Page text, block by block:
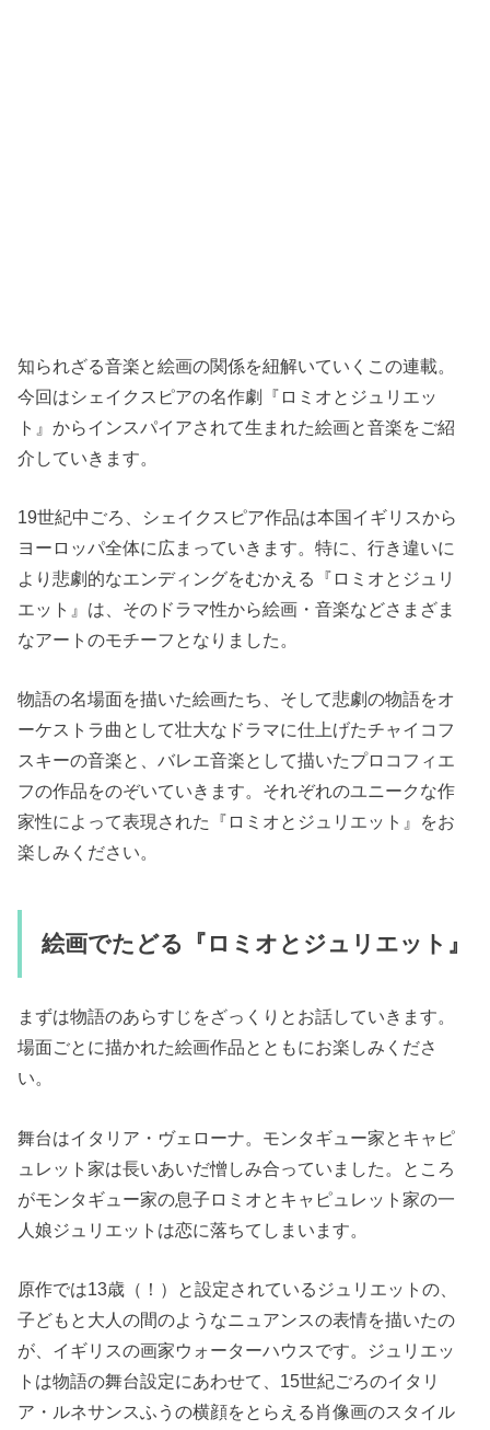
知られざる音楽と絵画の関係を紐解いていくこの連載。
今回はシェイクスピアの名作劇『ロミオとジュリエッ
ト』からインスパイアされて生まれた絵画と音楽をご紹
介していきます。
19世紀中ごろ、シェイクスピア作品は本国イギリスから
ヨーロッパ全体に広まっていきます。特に、行き違いに
より悲劇的なエンディングをむかえる『ロミオとジュリ
エット』は、そのドラマ性から絵画・音楽などさまざま
なアートのモチーフとなりました。
物語の名場面を描いた絵画たち、そして悲劇の物語をオ
ーケストラ曲として壮大なドラマに仕上げたチャイコフ
スキーの音楽と、バレエ音楽として描いたプロコフィエ
フの作品をのぞいていきます。それぞれのユニークな作
家性によって表現された『ロミオとジュリエット』をお
楽しみください。
絵画でたどる『ロミオとジュリエット』
まずは物語のあらすじをざっくりとお話していきます。
場面ごとに描かれた絵画作品とともにお楽しみくださ
い。
舞台はイタリア・ヴェローナ。モンタギュー家とキャピ
ュレット家は長いあいだ憎しみ合っていました。ところ
がモンタギュー家の息子ロミオとキャピュレット家の一
人娘ジュリエットは恋に落ちてしまいます。
原作では13歳（！）と設定されているジュリエットの、
子どもと大人の間のようなニュアンスの表情を描いたの
が、イギリスの画家ウォーターハウスです。ジュリエッ
トは物語の舞台設定にあわせて、15世紀ごろのイタリ
ア・ルネサンスふうの横顔をとらえる肖像画のスタイル